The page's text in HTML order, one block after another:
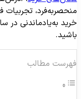
تجربیات
به‌یادماندنی در
مطالب